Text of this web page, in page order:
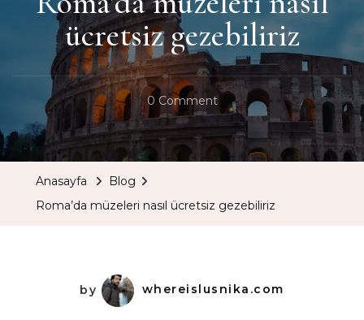
ücretsiz gezebiliriz
0 CommentOn
Roma’da
Müzeleri
Anasayfa
Blog
Roma’da müzeleri nasıl ücretsiz gezebiliriz
by whereislusnika.com